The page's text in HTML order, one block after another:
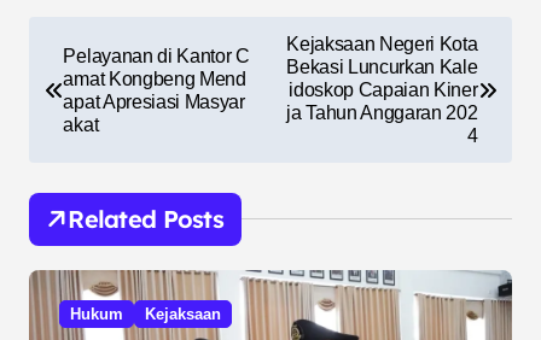
Pelayanan di Kantor C
amat Kongbeng Mend
apat Apresiasi Masyar
akat
Kejaksaan Negeri Kota
Bekasi Luncurkan Kale
idoskop Capaian Kiner
ja Tahun Anggaran 202
4
Related Posts
Hukum Kejaksaan